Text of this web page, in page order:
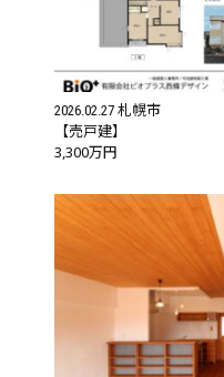
2026.02.27 札幌市
【売戸建】
3,300万円